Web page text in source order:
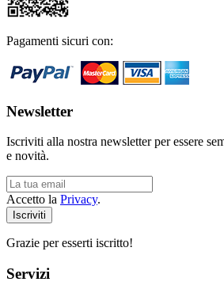
Pagamenti sicuri con:
Newsletter
Iscriviti alla nostra newsletter per essere
e novità.
Accetto la Privacy.
Grazie per esserti iscritto!
Servizi